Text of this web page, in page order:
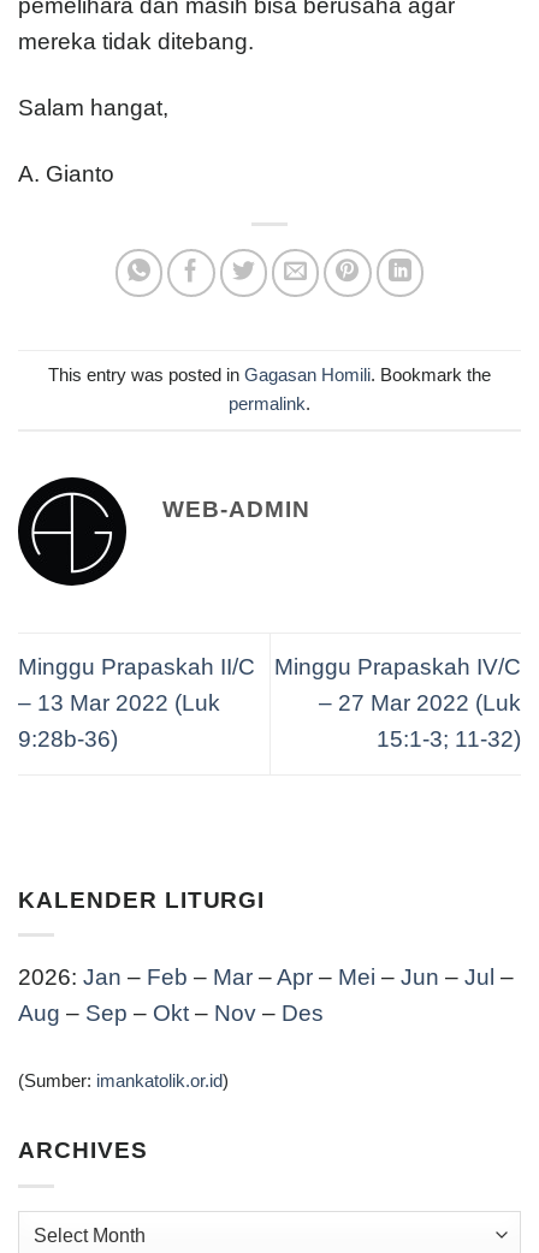
KALENDER LITURGI
2026: Jan – Feb – Mar –Apr – Mei – Jun – Jul –
Aug – Sep – Okt – Nov – Des
(Sumber: imankatolik.or.id)
ARCHIVES
Archives
pemelihara dan masih bisa berusaha agar
mereka tidak ditebang.
Salam hangat,
A. Gianto
This entry was posted in Gagasan Homili. Bookmark the
permalink.
WEB-ADMIN
Minggu Prapaskah II/C
– 13 Mar 2022 (Luk
9:28b-36)
Minggu Prapaskah IV/C
– 27 Mar 2022 (Luk
15:1-3; 11-32)